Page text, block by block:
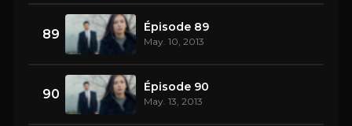
89 Épisode 89
May. 10, 2013
90 Épisode 90
May. 13, 2013